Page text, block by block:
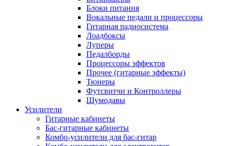
Блоки питания
Вокальные педали и процессоры
Гитарная радиосистема
Лоадбоксы
Луперы
Педалборды
Процессоры эффектов
Прочее (гитарные эффекты)
Тюнеры
Футсвитчи и Контроллеры
Шумодавы
Усилители
Гитарные кабинеты
Бас-гитарные кабинеты
Комбо-усилители для бас-гитар